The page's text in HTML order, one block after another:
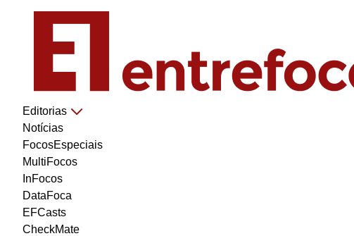
Editorias
Notícias
FocosEspeciais
MultiFocos
InFocos
DataFoca
EFCasts
CheckMate